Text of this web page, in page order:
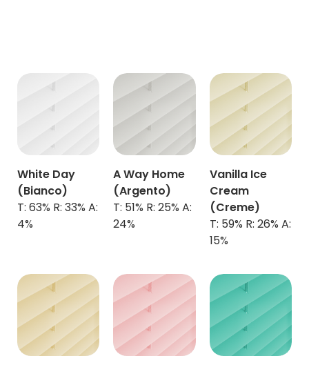
White Day
(Bianco)
T: 63% R: 33% A:
4%
A Way Home
(Argento)
T: 51% R: 25% A:
24%
Vanilla Ice
Cream
(Creme)
T: 59% R: 26% A:
15%